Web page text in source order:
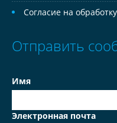
Согласие на
Отправить
Имя
Электронная почта